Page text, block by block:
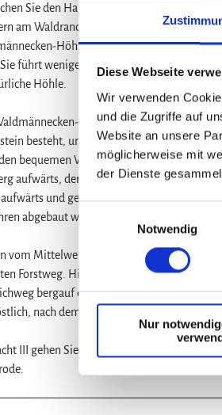
Diese Webseite
Wir verwenden
und die Zugriffe auf
Website an unsere
möglicherweise mit
der Dienste
w
n
Notwendig
Nur
Sie den Harly-Westrand am
am Waldrand des Harlys weiter nach
Höhle, eine ähnliche Höhle wie
führt wenige Meter in rote dickbankige
Höhle.
Höhle gehen Sie nach
besteht, und gelangen zur Furt durch
bequemen Weg nehmen. Geologisch
aufwärts, der durch einen alten Abbau
und gelangen kurz unterhalb des
abgebaut worden und es besteht der
vom Mittelweg wieder auf den
Forstweg. Hier befindet sich unmittelbar
bergauf erreichen. Der Schacht
nach dem Wassereinbruch und
III gehen Sie am Waldrand, vorbei an